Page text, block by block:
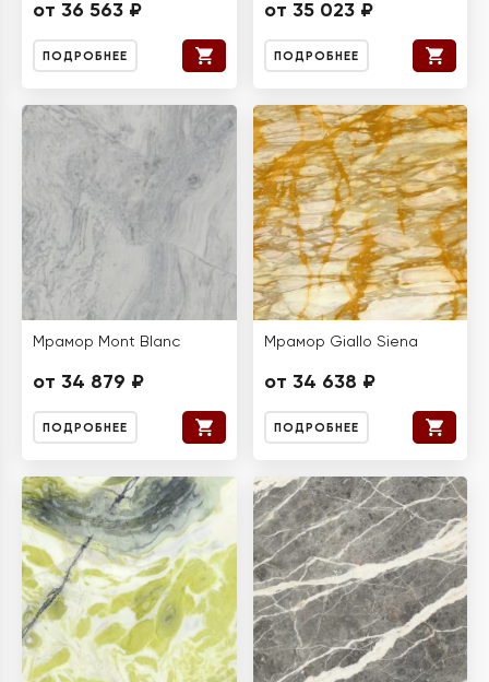
от 36 563 ₽
ПОДРОБНЕЕ
от 35 023 ₽
ПОДРОБНЕЕ
Мрамор Mont Blanc
от 34 879 ₽
ПОДРОБНЕЕ
Мрамор Giallo Siena
от 34 638 ₽
ПОДРОБНЕЕ